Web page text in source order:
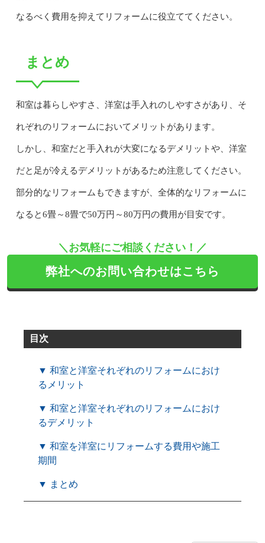
なるべく費用を抑えてリフォームに役立ててください。
まとめ
和室は暮らしやすさ、洋室は手入れのしやすさがあり、そ
れぞれのリフォームにおいてメリットがあります。
しかし、和室だと手入れが大変になるデメリットや、洋室
だと足が冷えるデメリットがあるため注意してください。
部分的なリフォームもできますが、全体的なリフォームに
なると6畳～8畳で50万円～80万円の費用が目安です。
＼お気軽にご相談ください！／
弊社へのお問い合わせはこちら
目次
▼ 和室と洋室それぞれのリフォームにおけ
るメリット
▼ 和室と洋室それぞれのリフォームにおけ
るデメリット
▼ 和室を洋室にリフォームする費用や施工
期間
▼ まとめ